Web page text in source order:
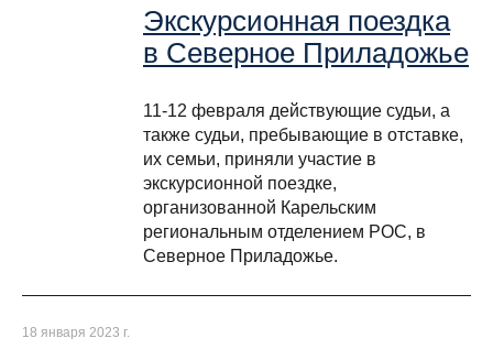
Экскурсионная поездка
в Северное Приладожье
11-12 февраля действующие судьи, а
также судьи, пребывающие в отставке,
их семьи, приняли участие в
экскурсионной поездке,
организованной Карельским
региональным отделением РОС, в
Северное Приладожье.
18 января 2023 г.